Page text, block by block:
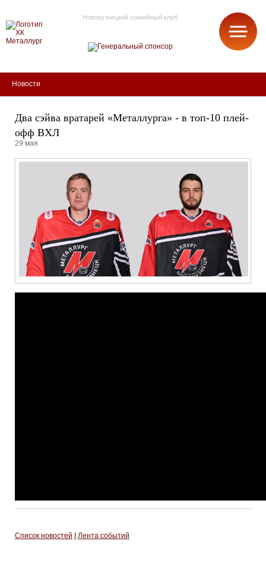
Новокузнецкий хоккейный клуб
Новости
Два сэйва вратарей «Металлурга» - в топ-10 плей-
офф ВХЛ
29 мая
Список новостей Лента событий